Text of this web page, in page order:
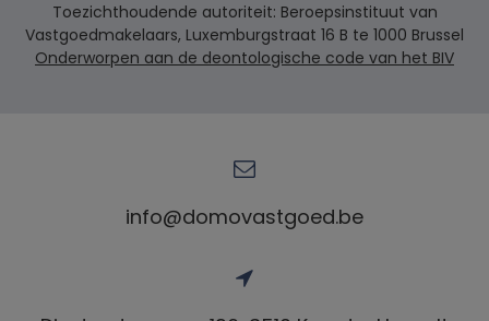
Toezichthoudende autoriteit: Beroepsinstituut van
Vastgoedmakelaars, Luxemburgstraat 16 B te 1000 Brussel
Onderworpen aan de deontologische code van het BIV
info@domovastgoed.be